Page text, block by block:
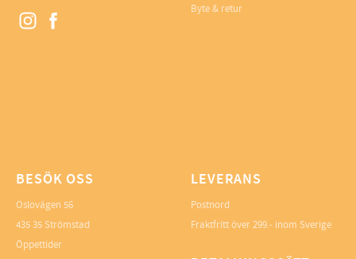
Byte & retur
BESÖK OSS
Oslovägen 56
435 35 Strömstad
Öppettider
LEVERANS
Postnord
Fraktfritt över 299.- inom Sverige